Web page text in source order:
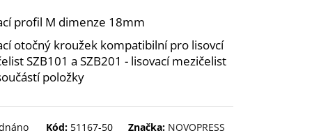
profil M dimenze 18mm
otočný kroužek kompatibilní pro lisovcí
SZB101 a SZB201 - lisovací mezičelist
položky
Kód: 51167-50 Značka: NOVOPRESS